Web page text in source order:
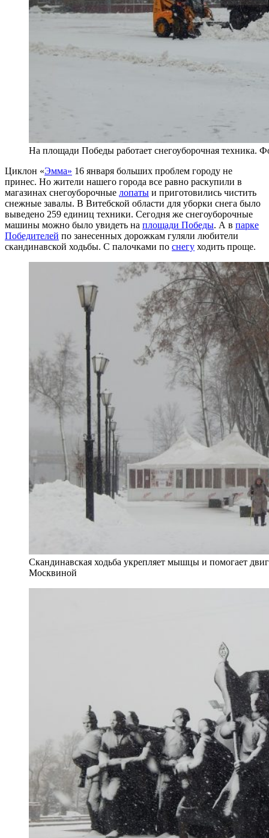
На площади Победы работает снегоуборочная техника.
Циклон «Эмма» 16 января больших проблем городу не
принес. Но жители нашего города все равно раскупили в
магазинах снегоуборочные лопаты и приготовились чистить
снежные завалы. В Витебской области для уборки снега было
выведено 259 единиц техники. Сегодня же снегоуборочные
машины можно было увидеть на площади Победы. А в парке
Победителей по занесенных дорожкам гуляли любители
скандинавской ходьбы. С палочками по снегу ходить проще.
Скандинавская ходьба укрепляет мышцы и помогает
Москвиной